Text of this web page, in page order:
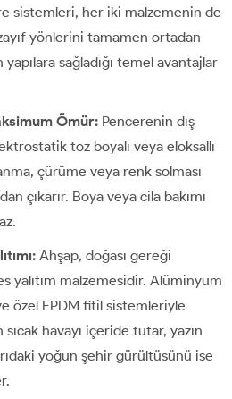
sistemleri, her iki malzemenin de
yönlerini tamamen ortadan
sağladığı temel avantajlar
Ömür: Pencerenin dış
toz boyalı veya eloksallı
çürüme veya renk solması
çıkarır. Boya veya cila bakımı
Ahşap, doğası gereği
yalıtım malzemesidir. Alüminyum
özel EPDM fitil sistemleriyle
havayı içeride tutar, yazın
yoğun şehir gürültüsünü ise